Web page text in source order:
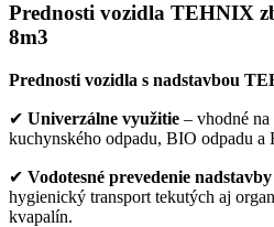
Prednosti vozidla TEHNIX
8m3
Prednosti vozidla s nadstavbou
✔ Univerzálne využitie – vhodné
kuchynského odpadu, BIO odpadu a
✔ Vodotesné prevedenie nadstavby
hygienický transport tekutých aj
kvapalín.